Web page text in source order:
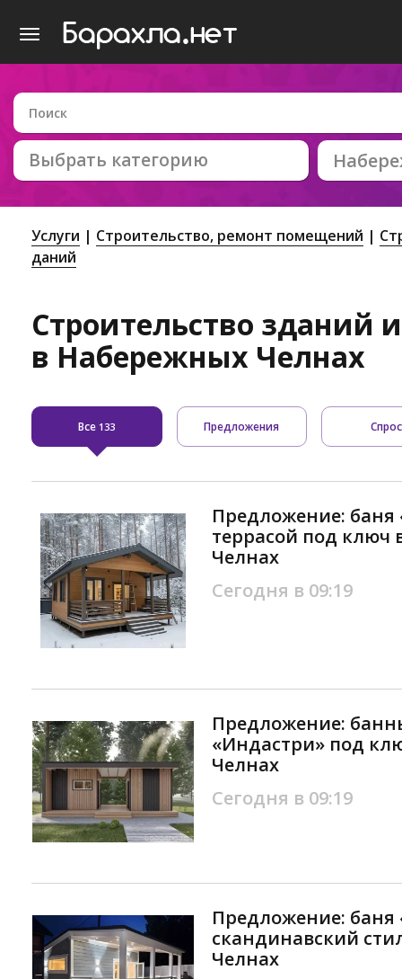
Выбрать категорию
Услуги Строительство, ремонт помещений
даний
Строительство зданий
в Набережных Челнах
Все 133 Предложения Спрос
Предложение:
террасой под ключ
Челнах
Сегодня в 09:19
Предложение:
«Индастри» под
Челнах
Сегодня в 09:19
Предложение: баня
скандинавский
Челнах